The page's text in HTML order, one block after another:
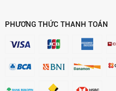
PHƯƠNG THỨC THANH TOÁN